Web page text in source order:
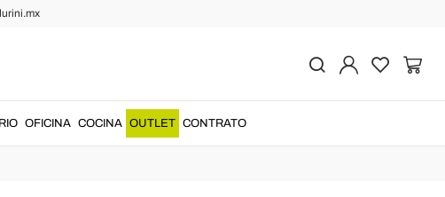
OFICINA COCINA OUTLET CONTRATO
elegantes
para combinar confort, materiales de calidad y estilo italiano. Una
con compra online segura y entrega confiable.